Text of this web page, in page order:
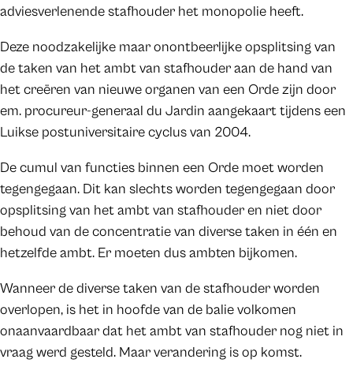
adviesverlenende stafhouder het monopolie heeft.
Deze noodzakelijke maar onontbeerlijke opsplitsing van
de taken van het ambt van stafhouder aan de hand van
het creëren van nieuwe organen van een Orde zijn door
em. procureur-generaal du Jardin aangekaart tijdens een
Luikse postuniversitaire cyclus van 2004.
De cumul van functies binnen een Orde moet worden
tegengegaan. Dit kan slechts worden tegengegaan door
opsplitsing van het ambt van stafhouder en niet door
behoud van de concentratie van diverse taken in één en
hetzelfde ambt. Er moeten dus ambten bijkomen.
Wanneer de diverse taken van de stafhouder worden
overlopen, is het in hoofde van de balie volkomen
onaanvaardbaar dat het ambt van stafhouder nog niet in
vraag werd gesteld. Maar verandering is op komst.